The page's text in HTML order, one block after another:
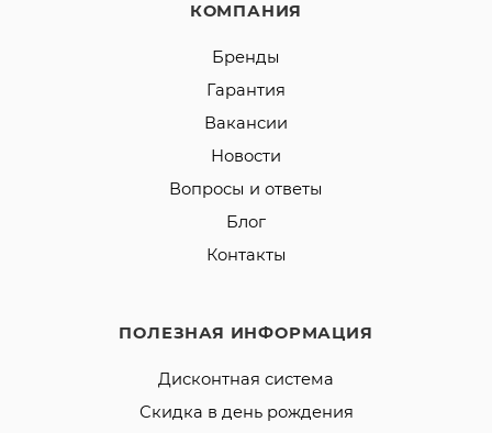
КОМПАНИЯ
Бренды
Гарантия
Вакансии
Новости
Вопросы и ответы
Блог
Контакты
ПОЛЕЗНАЯ ИНФОРМАЦИЯ
Дисконтная система
Скидка в день рождения